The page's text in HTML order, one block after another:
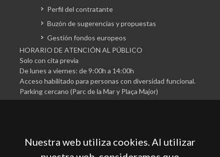
Perfil del contratante
Buzón de sugerencias y propuestas
Gestión fondos europeos
HORARIO DE ATENCIÓN AL PÚBLICO
Solo con cita previa
De lunes a viernes: de 9:00h a 14:00h
Acceso habilitado para personas con diversidad funcional.
Parking cercano (Parc de la Mar y Plaça Major)
Nuestra web utiliza cookies. Al utilizar